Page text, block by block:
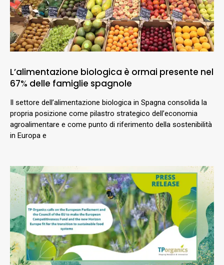
L’alimentazione biologica è ormai presente nel
67% delle famiglie spagnole
Il settore dell’alimentazione biologica in Spagna consolida la
propria posizione come pilastro strategico dell’economia
agroalimentare e come punto di riferimento della sostenibilità
in Europa e